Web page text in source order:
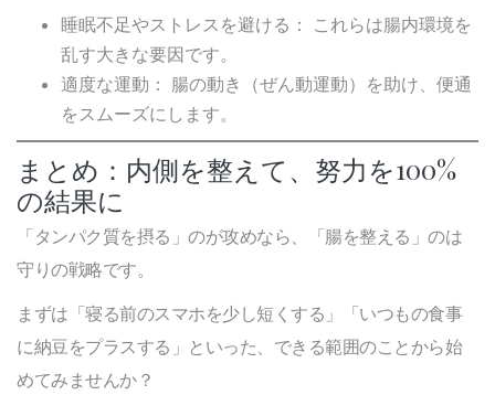
睡眠不足やストレスを避ける：
これらは腸内環境を
乱す大きな要因です。
適度な運動： 腸の動き（ぜん動運動）を助け、便通
をスムーズにします。
まとめ：内側を整えて、努力を100%
の結果に
「タンパク質を摂る」のが攻めなら、「腸を整える」のは
守りの戦略です。
まずは「寝る前のスマホを少し短くする」「いつもの食事
に納豆をプラスする」といった、できる範囲のことから始
めてみませんか？